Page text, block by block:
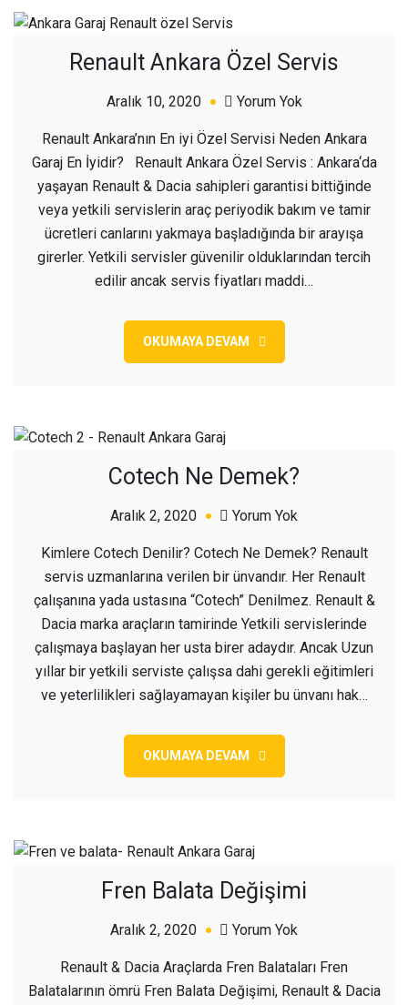
Renault Ankara Özel Servis
Aralık 10, 2020 Yorum Yokaçık
Ankara
Özel
Servis
Renault Ankara’nın En iyi Özel Servisi Neden Ankara
Garaj En İyidir? Renault Ankara Özel Servis : Ankara‘da
yaşayan Renault & Dacia sahipleri garantisi bittiğinde
veya yetkili servislerin araç periyodik bakım ve tamir
ücretleri canlarını yakmaya başladığında bir arayışa
girerler. Yetkili servisler güvenilir olduklarından tercih
edilir ancak servis fiyatları maddi…
OKUMAYA DEVAM
Cotech Ne Demek?
Aralık 2, 2020 Yorum Yok
Ne
Demek?
Kimlere Cotech Denilir? Cotech Ne Demek? Renault
servis uzmanlarına verilen bir ünvandır. Her Renault
çalışanına yada ustasına “Cotech” Denilmez. Renault &
Dacia marka araçların tamirinde Yetkili servislerinde
çalışmaya başlayan her usta birer adaydır. Ancak Uzun
yıllar bir yetkili serviste çalışsa dahi gerekli eğitimleri
ve yeterlilikleri sağlayamayan kişiler bu ünvanı hak…
OKUMAYA DEVAM
Fren Balata Değişimi
Aralık 2, 2020 Yorum Yok
Balata
Değişimi
Renault & Dacia Araçlarda Fren Balataları Fren
Balatalarının ömrü Fren Balata Değişimi, Renault & Dacia